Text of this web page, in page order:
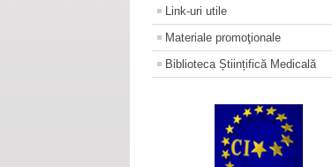
Link-uri utile
Materiale promoţionale
Biblioteca Științifică Medicală